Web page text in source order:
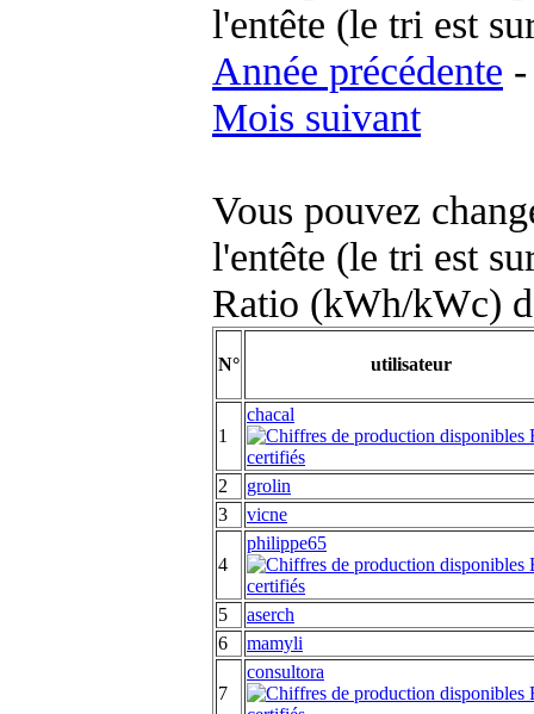
l'entête (le tri est
Année précédente -
Mois suivant
Vous pouvez
l'entête (le tri est
Ratio (kWh/kWc)
N° utilisateur
1
chacal
2
grolin
3
vicne
4
philippe65
5
aserch
6
mamyli
7
consultora